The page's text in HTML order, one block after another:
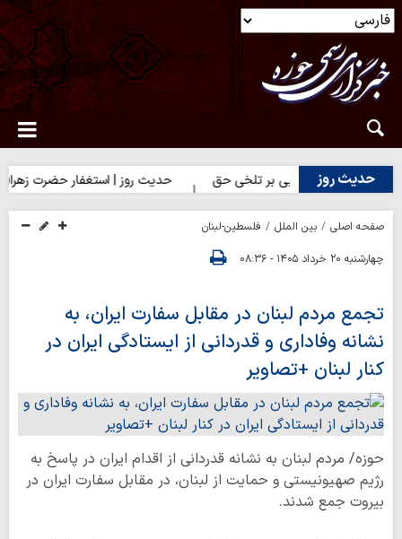
حدیث روز
روز | شکیبایی بر تلخی حق حدیث روز | استغفار حضرت زهرا(س)
صفحه اصلی بین الملل
فلسطین-لبنان
چهارشنبه ۲۰ خرداد ۱۴۰۵ - ۰۸:۳۶
تجمع مردم لبنان در مقابل سفارت ایران، به
نشانه وفاداری و قدردانی از ایستادگی ایران در
کنار لبنان +تصاویر
حوزه/ مردم لبنان به نشانه قدردانی از اقدام ایران در پاسخ به
رژیم صهیونیستی و حمایت از لبنان، در مقابل سفارت ایران در
بیروت جمع شدند.